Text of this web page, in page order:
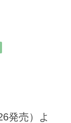
発売）よ